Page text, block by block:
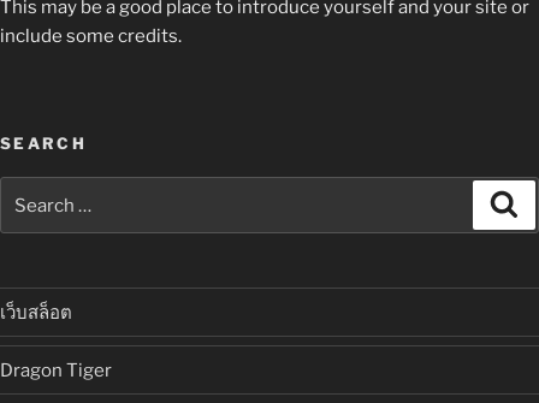
This may be a good place to introduce yourself and your site or
include some credits.
SEARCH
for:
เว็บสล็อต
Dragon Tiger